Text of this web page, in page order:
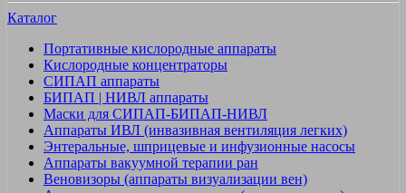
Каталог
Портативные кислородные аппараты
Кислородные концентраторы
СИПАП аппараты
БИПАП | НИВЛ аппараты
Маски для СИПАП-БИПАП-НИВЛ
Аппараты ИВЛ (инвазивная вентиляция легких)
Энтеральные, шприцевые и инфузионные насосы
Аппараты вакуумной терапии ран
Веновизоры (аппараты визуализации вен)